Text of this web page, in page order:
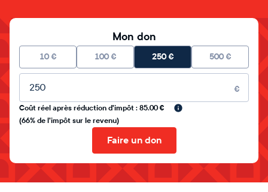
Mon don
10 € 100 € 250€ 500 €
Montant libre
€
Coût réel après réduction d'impôt : 85.00 €
(66% de l'impôt sur le revenu)
Faire un don